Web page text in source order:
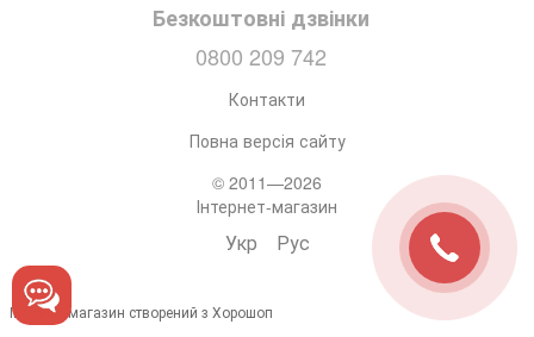
Безкоштовні дзвінки
0800 209 742
Контакти
Повна версія сайту
© 2011—2026
Інтернет-магазин
Укр Рус
Інтернет-магазин створений з Хорошоп